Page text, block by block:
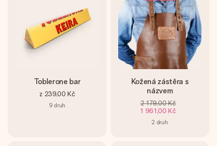
Toblerone bar
z 239,00 Kč
9 druh
Kožená zástěra s
názvem
2 179,00 Kč
1 961,00 Kč
2 druh